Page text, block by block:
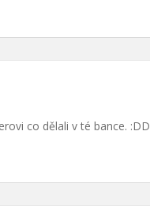
co dělali v té bance. :DD